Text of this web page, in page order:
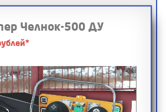
Челнок-500 ДУ